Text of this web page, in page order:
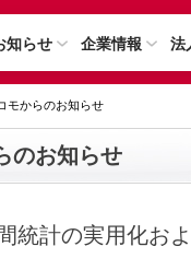
知らせ 企業情報 法
モからのお知らせ
のお知らせ
統計の実用化お